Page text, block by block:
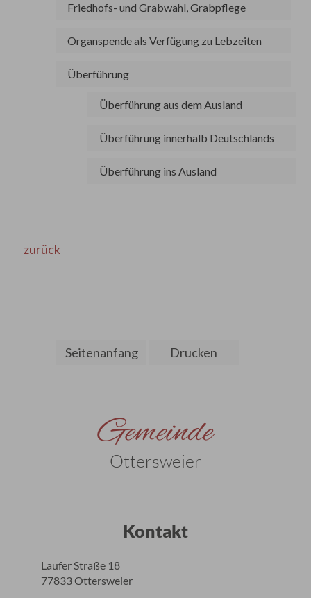
Friedhofs- und Grabwahl, Grabpflege
Organspende als Verfügung zu Lebzeiten
Überführung
Überführung aus dem Ausland
Überführung innerhalb Deutschlands
Überführung ins Ausland
zurück
Seitenanfang Drucken
Gemeinde
Ottersweier
Kontakt
Laufer Straße 18
77833 Ottersweier